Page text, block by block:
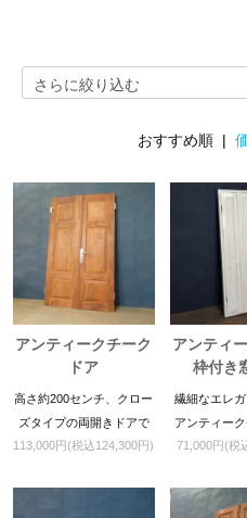
おすすめ順 |
アンティークチーク
ドア
高さ約200センチ、クロー
ズタイプの両開きドアで
す。
113,000円(税込124,300円)
アンティ
枠付き
繊細なエレ
アンティー
付
71,000円(税